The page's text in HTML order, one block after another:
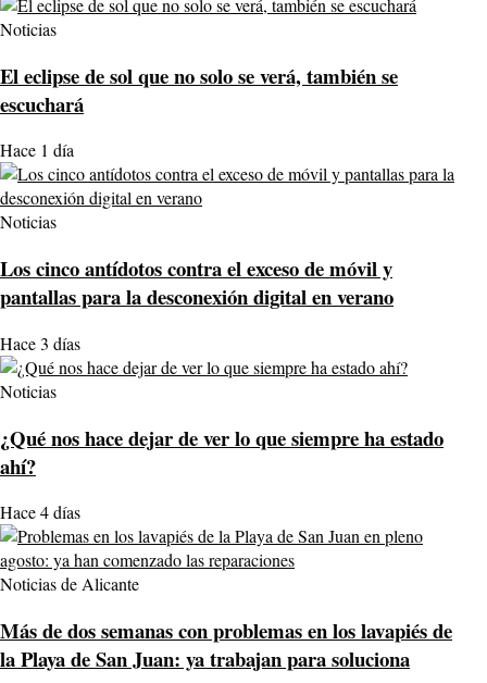
Noticias
El eclipse de sol que no solo se verá, también se
escuchará
Hace 1 día
Noticias
Los cinco antídotos contra el exceso de móvil y
pantallas para la desconexión digital en verano
Hace 3 días
Noticias
¿Qué nos hace dejar de ver lo que siempre ha estado
ahí?
Hace 4 días
Noticias de Alicante
Más de dos semanas con problemas en los lavapiés de
la Playa de San Juan: ya trabajan para soluciona